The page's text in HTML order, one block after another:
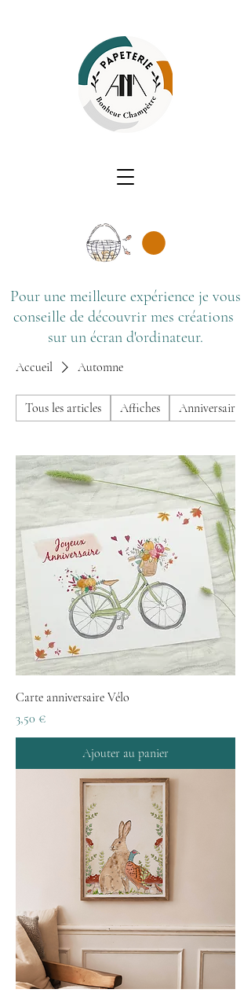
Pour une meilleure expérience je vous
conseille de découvrir mes créations
sur un écran d'ordinateur.
Accueil Automne
Tous les articles Affiches Anniversaire
Carte anniversaire Vélo
Prix
3,50 €
Ajouter au panier